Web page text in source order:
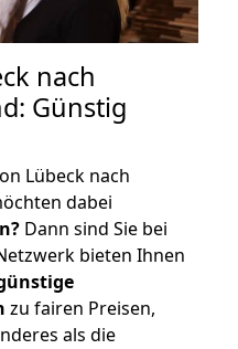
nach
Günstig
Lübeck nach
dabei
Dann sind Sie bei
bieten Ihnen
zu fairen Preisen,
als die